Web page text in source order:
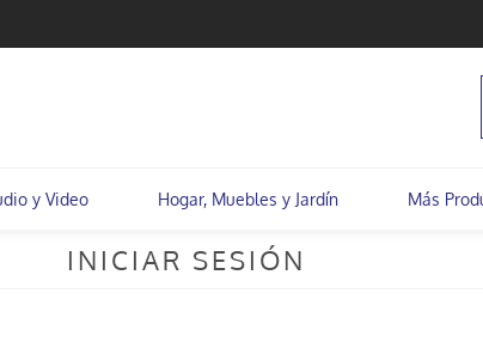
y Video Hogar, Muebles y Jardín Más
INICIAR SESIÓN